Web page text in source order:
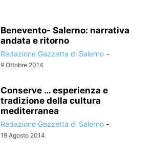
Benevento- Salerno: narrativa
andata e ritorno
Redazione Gazzetta di Salerno -
9 Ottobre 2014
Conserve … esperienza e
tradizione della cultura
mediterranea
Redazione Gazzetta di Salerno -
19 Agosto 2014